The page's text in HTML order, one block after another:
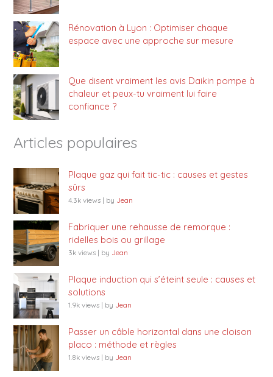
Rénovation à Lyon : Optimiser chaque
espace avec une approche sur mesure
Que disent vraiment les avis Daikin pompe à
chaleur et peux-tu vraiment lui faire
confiance ?
Articles populaires
Plaque gaz qui fait tic-tic : causes et gestes
sûrs
4.3k views | by Jean
Fabriquer une rehausse de remorque :
ridelles bois ou grillage
3k views | by Jean
Plaque induction qui s’éteint seule : causes et
solutions
1.9k views | by Jean
Passer un câble horizontal dans une cloison
placo : méthode et règles
1.8k views | by Jean